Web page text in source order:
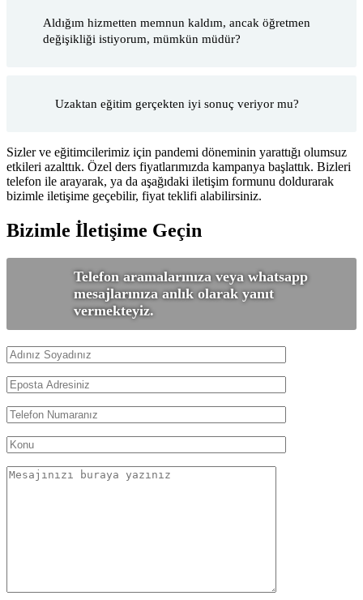
Aldığım hizmetten memnun kaldım, ancak öğretmen
değişikliği istiyorum, mümkün müdür?
Uzaktan eğitim gerçekten iyi sonuç veriyor mu?
Sizler ve eğitimcilerimiz için pandemi döneminin yarattığı olumsuz
etkileri azalttık. Özel ders fiyatlarımızda kampanya başlattık. Bizleri
telefon ile arayarak, ya da aşağıdaki iletişim formunu doldurarak
bizimle iletişime geçebilir, fiyat teklifi alabilirsiniz.
Bizimle İletişime Geçin
Telefon aramalarınıza veya whatsapp
mesajlarınıza anlık olarak yanıt
vermekteyiz.